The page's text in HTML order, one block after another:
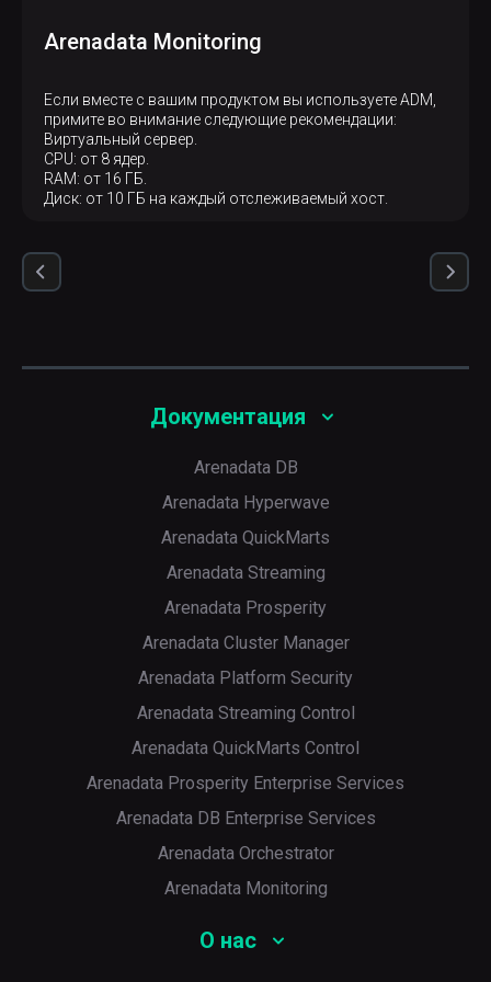
Arenadata Monitoring
Если вместе с вашим продуктом вы используете ADM,
примите во внимание следующие рекомендации:
Виртуальный сервер.
CPU: от 8 ядер.
RAM: от 16 ГБ.
Диск: от 10 ГБ на каждый отслеживаемый хост.
Документация
Arenadata DB
Arenadata Hyperwave
Arenadata QuickMarts
Arenadata Streaming
Arenadata Prosperity
Arenadata Cluster Manager
Arenadata Platform Security
Arenadata Streaming Control
Arenadata QuickMarts Control
Arenadata Prosperity Enterprise Services
Arenadata DB Enterprise Services
Arenadata Orchestrator
Arenadata Monitoring
О нас